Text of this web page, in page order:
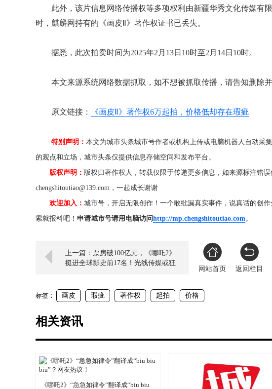
此外，该片信息网络传播权等多项权利由新疆华秀文化传媒有
时，麒麟网持有的《画皮Ⅱ》著作权证书已丢失。
据悉，此次拍卖时间为2025年2月13日10时至2月14日10时。
本文来源系统网络数据抓取，如不想被抓取传播，请告知删除
原文链接： 《画皮Ⅱ》著作权6万起拍，价格低却存在瑕疵
特别声明： 本文为城市头条城市号作者或机构上传或电脑机器人自动采
的观点和立场，城市头条仅提供信息存储空间和发布平台。
版权声明： 版权归著作权人，转载仅限于传递更多信息，如来源标注错
chengshitoutiao@139.com，一起成长谢谢
欢迎加入： 城市号，开启无限创作！一个敢纰漏真实事件，说真话的创
索就报料吧！ 申请城市号请用电脑访问http://mp.chengshitoutiao.com。
上一篇：票房破100亿元，《哪吒2》
挺进全球影史前17名！光线传媒或狂
网站首页 返回栏目
标签： 画皮 瑕疵 著作权 起拍 价格
相关资讯
《哪吒2》“急急如律令”翻译成“biu biu